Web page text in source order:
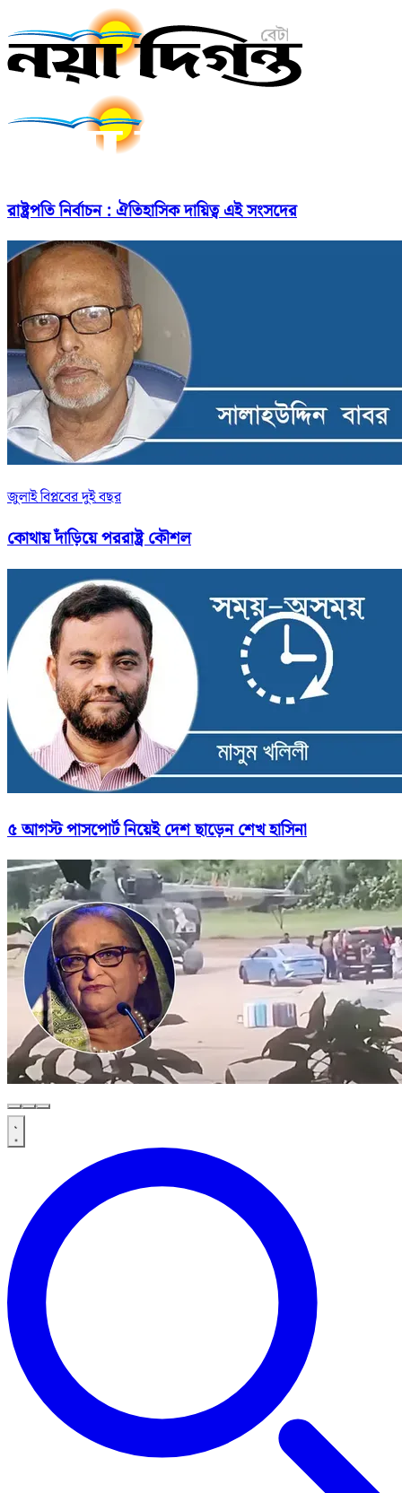
রাষ্ট্রপতি নির্বাচন : ঐতিহাসিক দায়িত্ব এই সংসদের
জুলাই বিপ্লবের দুই বছর
কোথায় দাঁড়িয়ে পররাষ্ট্র কৌশল
৫ আগস্ট পাসপোর্ট নিয়েই দেশ ছাড়েন শেখ হাসিনা